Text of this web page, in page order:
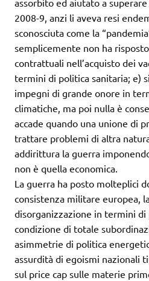
assorbito ed aiutato a
2008-9, anzi li aveva resi
sconosciuta come la
semplicemente non ha
contrattuali nell’acquisto dei
termini di politica sanitaria; e)
impegni di grande onore in
climatiche, ma poi nulla è
accade quando una unione di
trattare problemi di altra
addirittura la guerra
non è quella economica.
La guerra ha posto molteplici
consistenza militare europea,
disorganizzazione in termini di
condizione di totale
asimmetrie di politica
assurdità di egoismi nazionali
sul price cap sulle materie